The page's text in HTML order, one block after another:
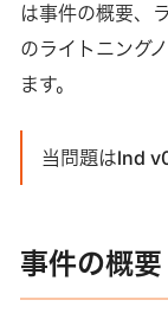
は事件の概要、
のライトニング
ます。
当問題はlnd
事件の概要